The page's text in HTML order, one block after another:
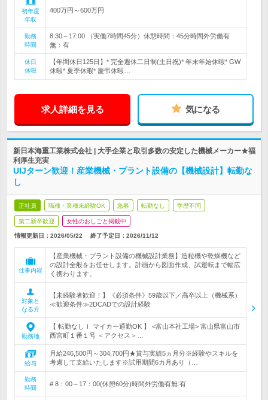
初年度
年収
400万円～600万円
勤務
時間
8:30～17:00 （実働7時間45分）休憩時間：45分時間外労働有
無：有
休日
休暇
【年間休日125日】* 完全週休二日制(土日祝)* 年末年始休暇* GW
休暇* 夏季休暇* 慶弔休暇…
求人詳細を見る 気になる
新日本海重工業株式会社 | 大手企業と取引多数の安定した機械メーカー★福
利厚生充実
UIJターン歓迎！産業機械・プラント設備の【機械設計】転勤な
し
正社員 職種・業種未経験OK 急募 転勤なし 学歴不問
第二新卒歓迎 女性のおしごと掲載中
情報更新日：2026/05/22 終了予定日： 2026/11/12
仕事内容
【産業機械・プラント設備の機械設計業務】造粒機や乾燥機など
の設計全般をお任せします。計画から図面作成、試運転まで幅広
く携わります。
対象と
なる方
【未経験者歓迎！】《必須条件》59歳以下／高卒以上（機械系）
≪歓迎条件≫2DCADでの設計経験
勤務地
【 転勤なしｌ マイカー通勤OK 】 <富山本社工場> 富山県富山市
西宮町１番１号 ＜アクセス＞…
給与
月給246,500円～304,700円★賞与実績5ヵ月分※経験やスキルを
考慮して支給いたします※試用期間6カ月あり（…
勤務
時間
# 8：00～17：00(休憩60分)時間外労働有無:有